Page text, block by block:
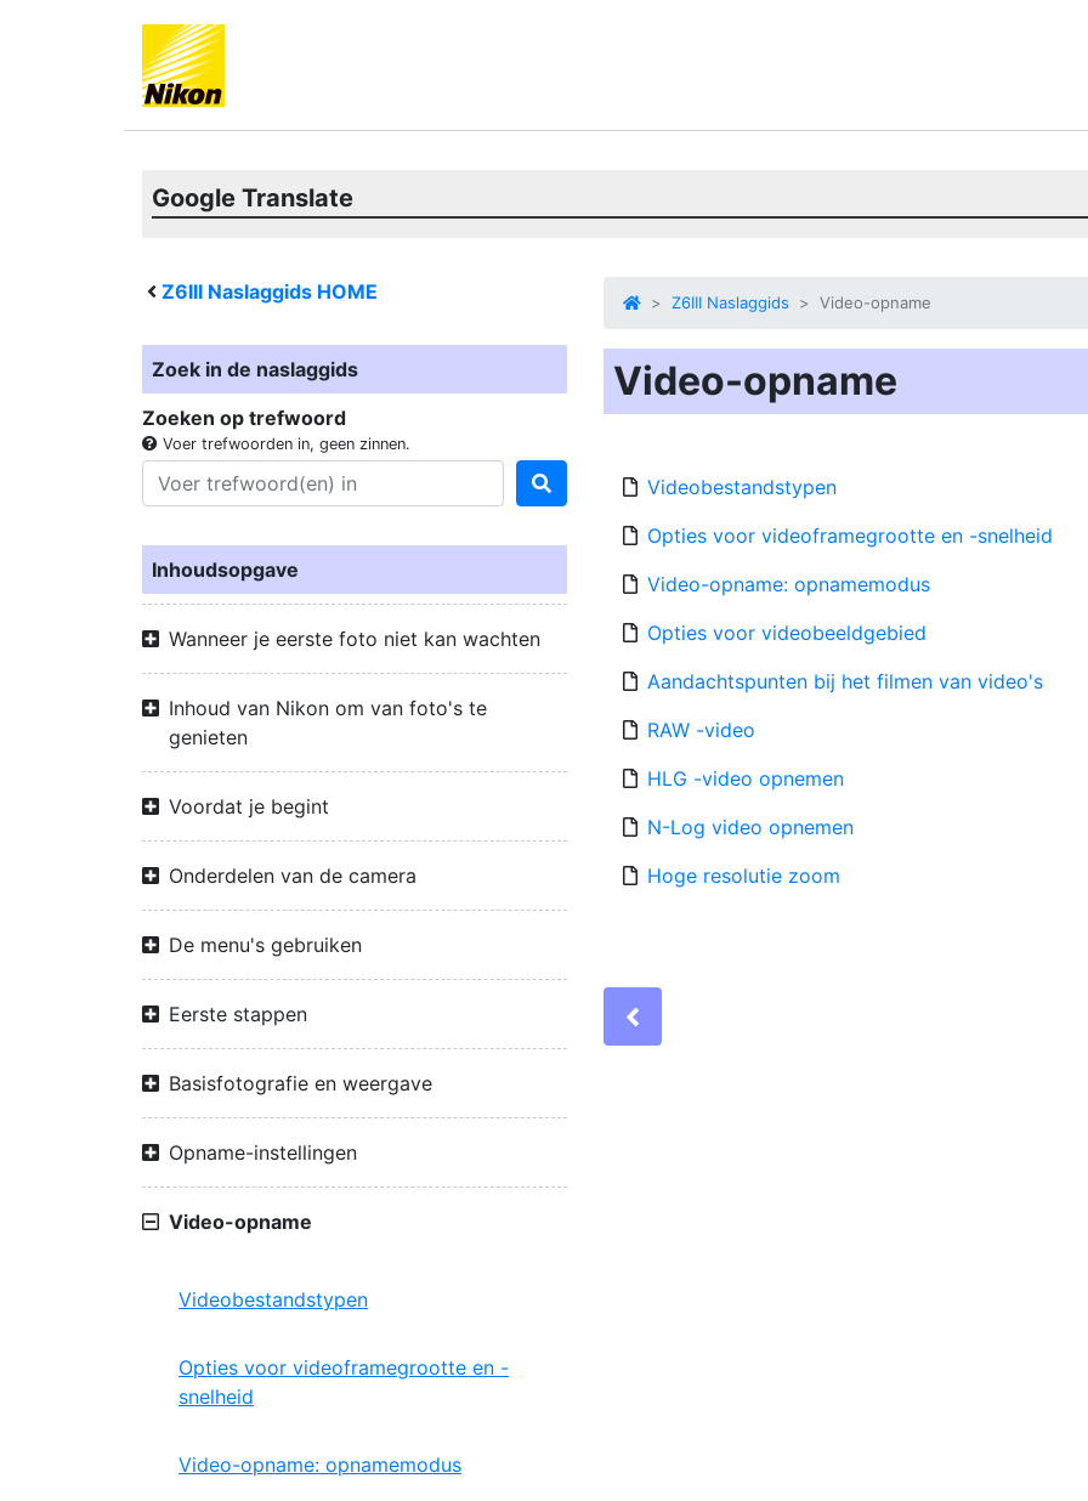
Google Translate
Z6III Naslaggids HOME
Zoek in de naslaggids
Zoeken op trefwoord
Voer trefwoorden in, geen zinnen.
Inhoudsopgave
Wanneer je eerste foto niet kan wachten
Inhoud van Nikon om van foto's te
genieten
Voordat je begint
Onderdelen van de camera
De menu's gebruiken
Eerste stappen
Basisfotografie en weergave
Opname-instellingen
Video-opname
Videobestandstypen
Opties voor videoframegrootte en -
snelheid
Video-opname: opnamemodus
Z6III Naslaggids Video-opname
Video-opname
Videobestandstypen
Opties voor videoframegrootte en -snelheid
Video-opname: opnamemodus
Opties voor videobeeldgebied
Aandachtspunten bij het filmen van video's
RAW -video
HLG -video opnemen
N-Log video opnemen
Hoge resolutie zoom